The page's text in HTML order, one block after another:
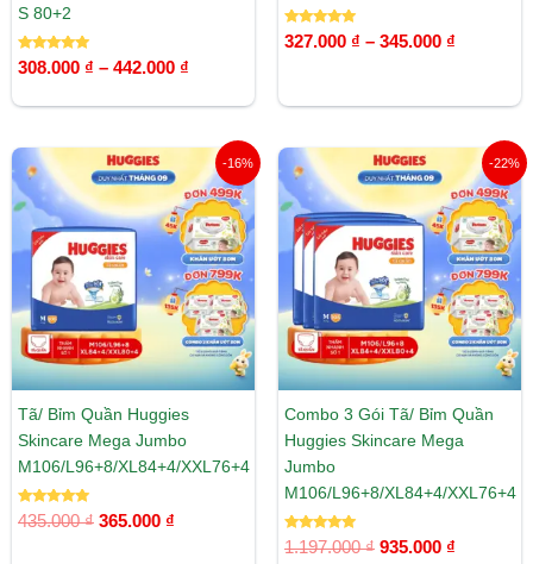
S 80+2
Được xếp
hạng
308.000 ₫ – 442.000 ₫
Được xếp
hạng
327.000 ₫ – 345.000 ₫
-16%
Tã/ Bỉm Quần Huggies
Skincare Mega Jumbo
M106/L96+8/XL84+4/XXL76+4
Được xếp
hạng
435.000₫
Giá
gốc
là:
435.000 ₫.
365.000 ₫
hiện
tại
là:
365.000 ₫.
-22%
Combo 3 Gói Tã/ Bỉm Quần
Huggies Skincare Mega
Jumbo
M106/L96+8/XL84+4/XXL76+4
Được xếp
hạng
1.197.000₫
Giá
gốc
là:
1.197.000 ₫.
935.000 ₫
Giá
hiện
tại
là:
935.000